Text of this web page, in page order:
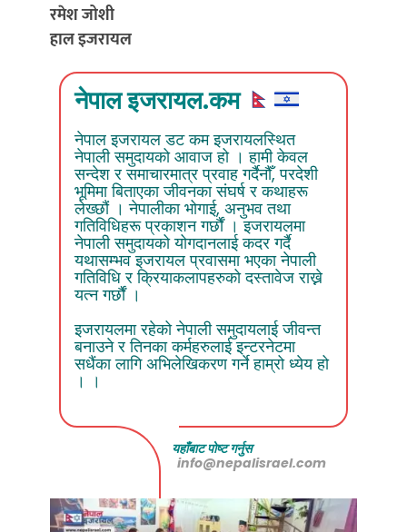
रमेश जोशी
हाल इजरायल
नेपाल इजरायल.कम
नेपाल इजरायल डट कम इजरायलस्थित
नेपाली समुदायको आवाज हो । हामी केवल
सन्देश र समाचारमात्र प्रवाह गर्दैनौँ, परदेशी
भूमिमा बिताएका जीवनका संघर्ष र कथाहरू
लेख्छौं । नेपालीका भोगाई, अनुभव तथा
गतिविधिहरू प्रकाशन गर्छौं । इजरायलमा
नेपाली समुदायको योगदानलाई कदर गर्दै
यथासम्भव इजरायल प्रवासमा भएका नेपाली
गतिविधि र क्रियाकलापहरुको दस्तावेज राख्ने
यत्न गर्छौं ।
इजरायलमा रहेको नेपाली समुदायलाई जीवन्त
बनाउने र तिनका कर्महरुलाई इन्टरनेटमा
सधैंका लागि अभिलेखिकरण गर्ने हाम्रो ध्येय हो
। ।
यहाँबाट पोष्ट गर्नुस
info@nepalisrael.com